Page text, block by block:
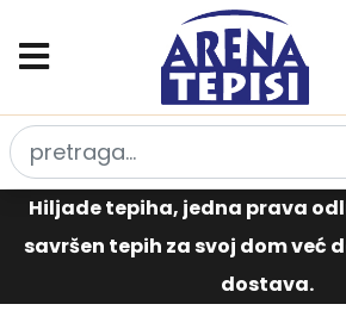
Hiljade tepiha, jedna prava
savršen tepih za svoj dom već
dostava.